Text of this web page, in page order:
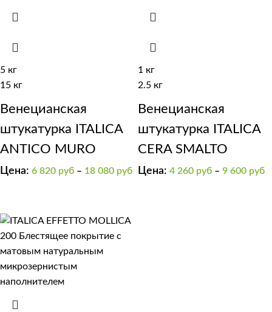
5 кг
15 кг
Венецианская
штукатурка ITALICA
ANTICO MURO
Цена: 6 820 руб – 18 080 руб
1 кг
2.5 кг
Венецианская
штукатурка ITALICA
CERA SMALTO
Цена: 4 260 руб – 9 600 руб